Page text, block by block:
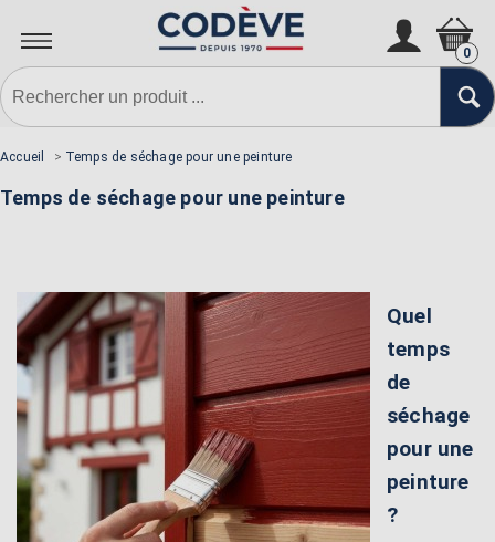
0
Accueil > Temps de séchage pour une peinture
Temps de séchage pour une peinture
Quel
temps
de
séchage
pour une
peinture
?